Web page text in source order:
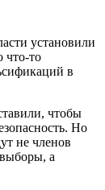
установили
что-то
в
чтобы
Но
не членов
а